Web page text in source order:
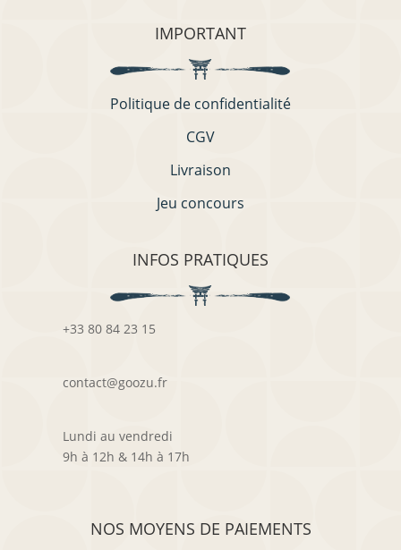
IMPORTANT
Politique de confidentialité
CGV
Livraison
Jeu concours
INFOS PRATIQUES
+33 80 84 23 15
contact@goozu.fr
Lundi au vendredi
9h à 12h & 14h à 17h
NOS MOYENS DE PAIEMENTS